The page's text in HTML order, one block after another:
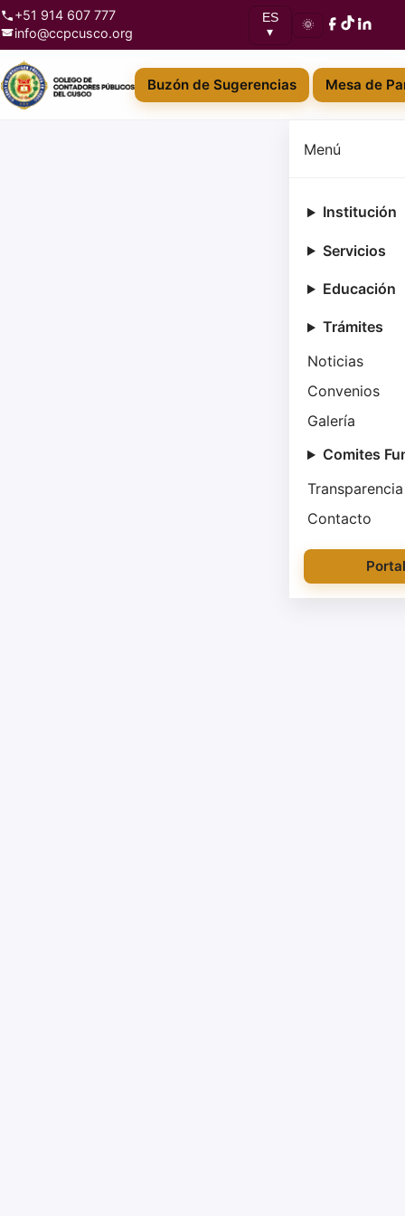
+51 914 607 777
info@ccpcusco.org
ES
▾
🌞
Buzón de Sugerencias Mesa de
Menú
Institución
Servicios
Educación
Trámites
Noticias
Convenios
Galería
Comites
Transparencia
Contacto